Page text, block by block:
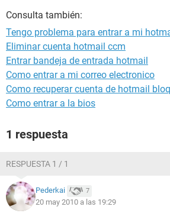
Consulta también:
Tengo problema para entrar a mi
Eliminar cuenta hotmail ccm
Entrar bandeja de entrada hotmail
Como entrar a mi correo electronico
Como recuperar cuenta de hotmail
Como entrar a la bios
1 respuesta
RESPUESTA 1 / 1
Pederkai 7
20 may 2010 a las 19:29